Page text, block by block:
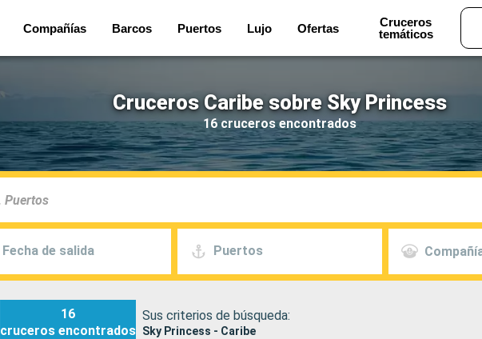
Compañías Barcos Puertos Lujo Ofertas
Cruceros
temáticos
Cruceros Caribe sobre Sky Princess
16 cruceros encontrados
Fecha de salida Puertos
16
cruceros encontrados
Sus criterios de búsqueda:
Sky Princess - Caribe